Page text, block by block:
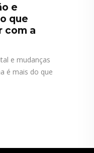
e
que
com a
e mudanças
é mais do que